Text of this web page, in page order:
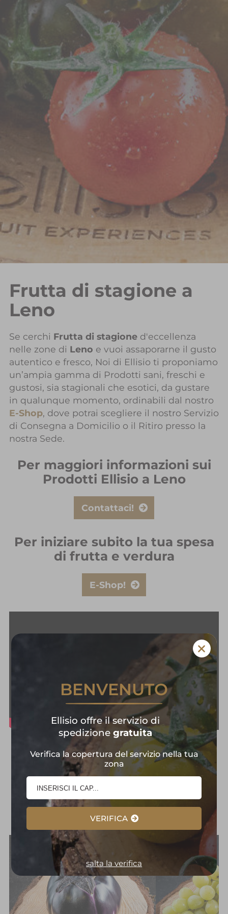
Frutta di stagione a
Leno
Se cerchi Frutta di stagioned'eccellenza
nelle zone di Leno e vuoi assaporarne il gusto
autentico e fresco, Noi di Ellisio ti proponiamo
un’ampia gamma di Prodotti sani, freschi e
gustosi, sia stagionali che esotici, da gustare
in qualunque momento, ordinabili dal nostro
E-Shop, dove potrai scegliere il nostro Servizio
di Consegna a Domicilio o il Ritiro presso la
nostra Sede.
Per maggiori informazioni sui
Prodotti Ellisio a Leno
Contattaci!
Per iniziare subito la tua spesa
di frutta e verdura
E-Shop!
Frutta e Verdura in
Primo Piano:
Selezione
d'Eccellenza
BENVENUTO
Ellisio offre il servizio di
spedizione gratuita
Verifica la copertura del servizio nella tua
zona
VERIFICA
salta la verifica